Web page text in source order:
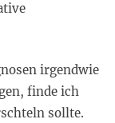
irgendwie
finde ich
sollte.